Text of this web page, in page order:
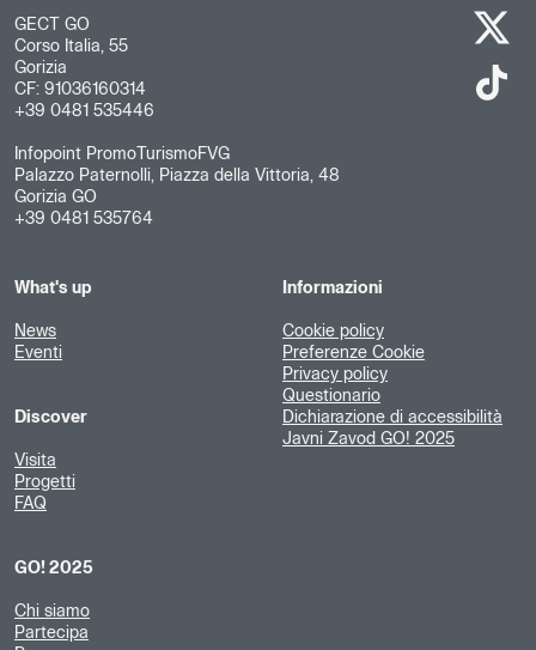
GECT GO
Corso Italia, 55
Gorizia
CF: 91036160314
+39 0481 535446
Infopoint PromoTurismoFVG
Palazzo Paternolli, Piazza della Vittoria, 48
Gorizia GO
+39 0481 535764
What's up
News
Eventi
Discover
Visita
Progetti
FAQ
GO! 2025
Chi siamo
Partecipa
Informazioni
Cookie policy
Preferenze Cookie
Privacy policy
Questionario
Dichiarazione di accessibilità
Javni Zavod GO! 2025